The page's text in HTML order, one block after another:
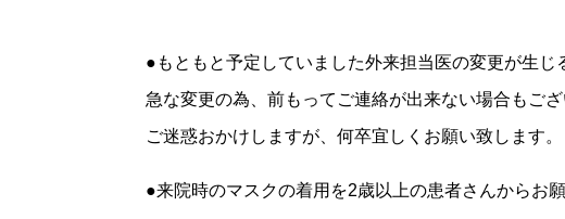
●もともと予定していました外来担当医の変更が生じ
急な変更の為、前もってご連絡が出来ない場合もご
ご迷惑おかけしますが、何卒宜しくお願い致します。
●来院時のマスクの着用を2歳以上の患者さんからお願